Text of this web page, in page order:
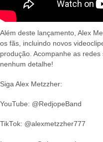
Além deste lançamento, Alex
os fãs, incluindo novos
produção. Acompanhe as
nenhum detalhe!
Siga Alex Metzzher:
YouTube: @RedjopeBand
TikTok: @alexmetzzher777